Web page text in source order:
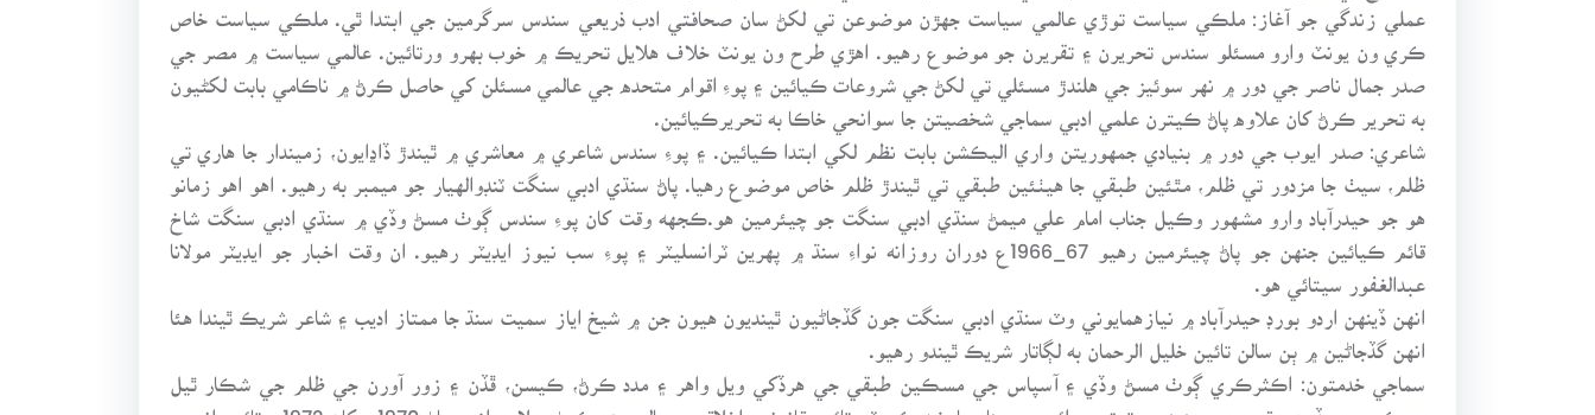
عملي زندگي جو آغاز: ملڪي سياست توڙي عالمي سياست جهڙن موضوعن تي لکڻ سان صحافتي ادب ذريعي سندس سرگرمين جي ابتدا ٿي. ملڪي سياست خاص
ڪري ون يونٽ وارو مسئلو سندس تحريرن ۽ تقريرن جو موضوع رهيو. اهڙي طرح ون يونٽ خلاف هلايل تحريڪ ۾ خوب بهرو ورتائين. عالمي سياست ۾ مصر جي
صدر جمال ناصر جي دور ۾ نهر سوئيز جي هلندڙ مسئلي تي لکڻ جي شروعات ڪيائين ۽ پوءِ اقوام متحده جي عالمي مسئلن کي حاصل ڪرڻ ۾ ناڪامي بابت لکڻيون
به تحرير ڪرڻ کان علاوه پاڻ ڪيترن علمي ادبي سماجي شخصيتن جا سوانحي خاڪا به تحريرڪيائين.
شاعري: صدر ايوب جي دور ۾ بنيادي جمهوريتن واري اليڪشن بابت نظم لکي ابتدا ڪيائين. ۽ پوءِ سندس شاعري ۾ معاشري ۾ ٿيندڙ ڏاڍايون، زميندار جا هاري تي
ظلم، سيٺ جا مزدور تي ظلم، مٿئين طبقي جا هيٺئين طبقي تي ٿيندڙ ظلم خاص موضوع رهيا. پاڻ سنڌي ادبي سنگت ٽنڊوالهيار جو ميمبر به رهيو. اهو اهو زمانو
هو جو حيدرآباد وارو مشهور وڪيل جناب امام علي ميمڻ سنڌي ادبي سنگت جو چيئرمين هو.ڪجهه وقت کان پوءِ سندس ڳوٺ مسڻ وڏي ۾ سنڌي ادبي سنگت شاخ
قائم ڪيائين جنهن جو پاڻ چيئرمين رهيو 67_1966ع دوران روزانه نواءِ سنڌ ۾ پهرين ٽرانسليٽر ۽ پوءِ سب نيوز ايڊيٽر رهيو. ان وقت اخبار جو ايڊيٽر مولانا
عبدالغفور سيتائي هو.
انهن ڏينهن اردو بورڊ حيدرآباد ۾ نيازهمايوني وٽ سنڌي ادبي سنگت جون گڏجاڻيون ٿينديون هيون جن ۾ شيخ اياز سميت سنڌ جا ممتاز اديب ۽ شاعر شريڪ ٿيندا هئا
انهن گڏجاڻين ۾ ٻن سالن تائين خليل الرحمان به لڳاتار شريڪ ٿيندو رهيو.
سماجي خدمتون: اڪثرڪري ڳوٺ مسڻ وڏي ۽ آسپاس جي مسڪين طبقي جي هرڏکي ويل واهر ۽ مدد ڪرڻ، ڪيسن، ڦڏن ۽ زور آورن جي ظلم جي شڪار ٿيل
مسڪين ۽ بيڏوهي قسم جي پنهنجي توڙي پرائي جي بنا معاوضه ڪورٽن تائين قانوني، اخلاقي ۽ مالي مدد ڪرڻ. علاوه ازين پاڻ 1970ع کان 1972ع تائين انجمن